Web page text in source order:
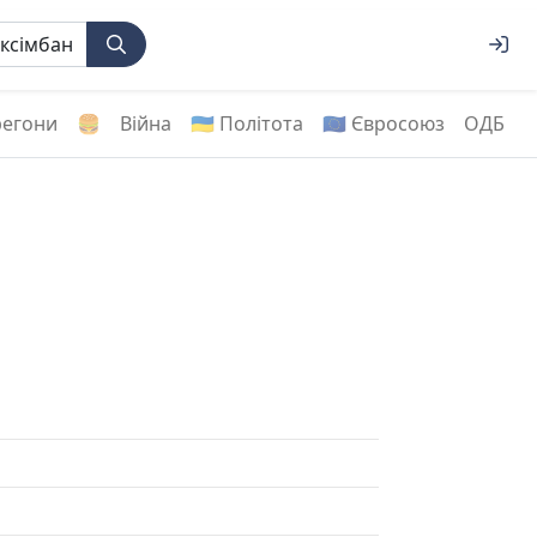
🍔 Війна 🇺🇦 Політота 🇪🇺 Євросоюз ОДБ